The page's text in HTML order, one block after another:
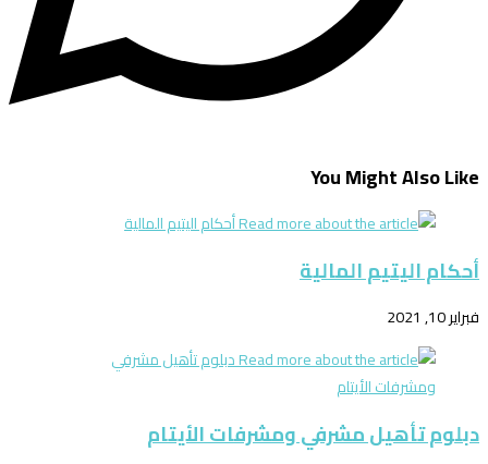
You Might Also Like
أحكام اليتيم المالية
فبراير 10, 2021
دبلوم تأهيل مشرفي ومشرفات الأيتام